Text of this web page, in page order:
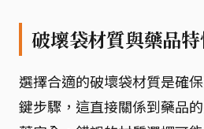
破壞袋材質與藥品
選擇合適的破壞袋材質是確
鍵步驟，這直接關係到藥品